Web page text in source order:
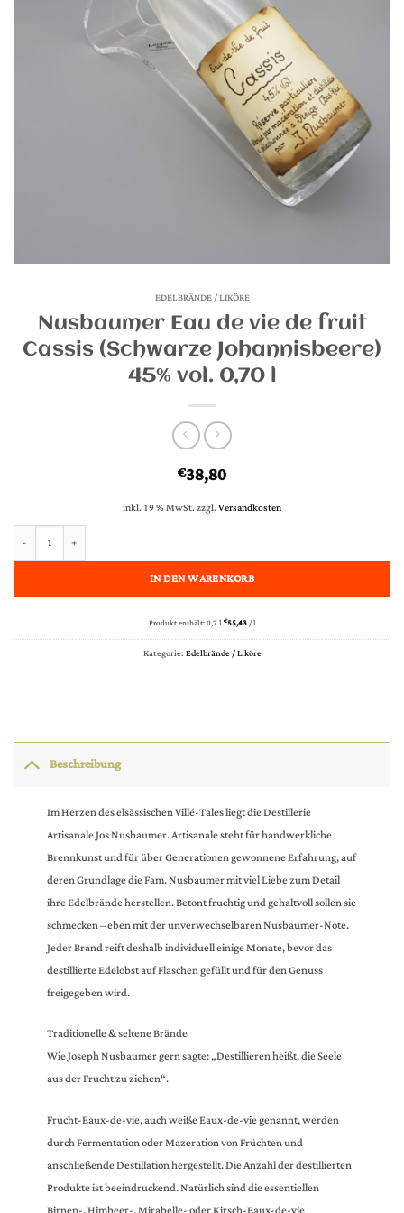
EDELBRÄNDE / LIKÖRE
Nusbaumer Eau de vie de fruit
Cassis (Schwarze Johannisbeere)
45% vol. 0,70 l
€38,80
inkl. 19 % MwSt.zzgl.Versandkosten
Nusbaumer Eau de vie de fruit Cassis (Schwarze Johannisbeere) 45% vol. 0,70 l Menge
IN DEN WARENKORB
Produkt enthält: 0,7l €55,43/l
Kategorie:Edelbrände / Liköre
Beschreibung
Im Herzen des elsässischen Villé-Tales liegt die Destillerie
Artisanale Jos Nusbaumer. Artisanale steht für handwerkliche
Brennkunst und für über Generationen gewonnene Erfahrung, auf
deren Grundlage die Fam. Nusbaumer mit viel Liebe zum Detail
ihre Edelbrände herstellen. Betont fruchtig und gehaltvoll sollen sie
schmecken – eben mit der unverwechselbaren Nusbaumer-Note.
Jeder Brand reift deshalb individuell einige Monate, bevor das
destillierte Edelobst auf Flaschen gefüllt und für den Genuss
freigegeben wird.
Traditionelle & seltene Brände
Wie Joseph Nusbaumer gern sagte: „Destillieren heißt, die Seele
aus der Frucht zu ziehen“.
Frucht-Eaux-de-vie, auch weiße Eaux-de-vie genannt, werden
durch Fermentation oder Mazeration von Früchten und
anschließende Destillation hergestellt. Die Anzahl der destillierten
Produkte ist beeindruckend. Natürlich sind die essentiellen